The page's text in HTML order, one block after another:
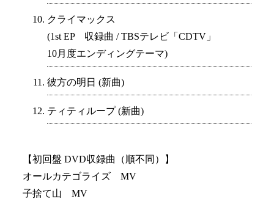
クライマックス
(1st EP 収録曲 / TBSテレビ「CDTV」
10月度エンディングテーマ)
彼方の明日 (新曲)
ティティループ (新曲)
【初回盤 DVD収録曲（順不同）】
オールカテゴライズ MV
子捨て山 MV